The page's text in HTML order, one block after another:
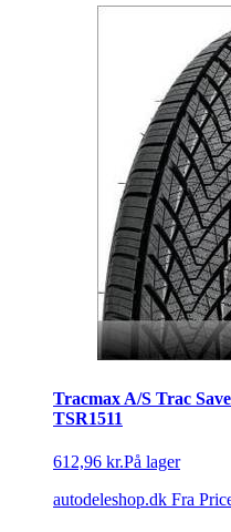
Tracmax A/S Trac
TSR1511
612,96 kr.På lager
autodeleshop.dk Fra